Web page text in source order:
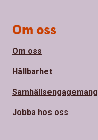
Om oss
Om oss
Hållbarhet
Samhällsengagemang
Jobba hos oss